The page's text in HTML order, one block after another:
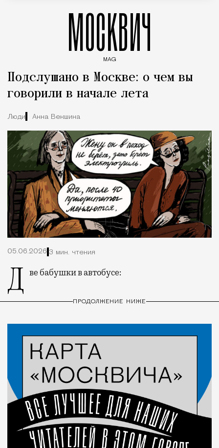
МОСКВИЧ
MAG
Подслушано в Москве: о чем вы
говорили в начале лета
Люди Анна Векшина
05.06.2026 3 мин. чтения
Две бабушки в автобусе:
ПРОДОЛЖЕНИЕ НИЖЕ